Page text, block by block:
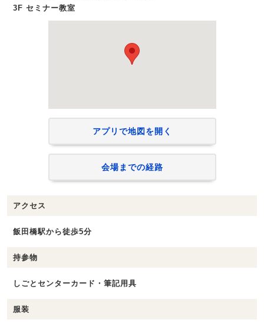
3F セミナー教室
アプリで地図を開く
会場までの経路
アクセス
飯田橋駅から徒歩5分
持参物
しごとセンターカード・筆記用具
服装